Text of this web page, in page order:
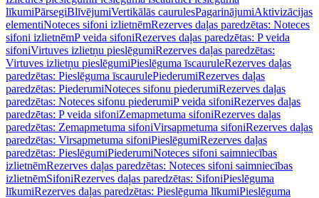
līkumiPārsegiBlīvējumiVertikālās caurulesPagarinājumiAktivizācijas
elementiNoteces sifoni izlietnēmRezerves daļas paredzētas: Noteces
sifoni izlietnēmP veida sifoniRezerves daļas paredzētas: P veida
sifoniVirtuves izlietņu pieslēgumiRezerves daļas paredzētas:
Virtuves izlietņu pieslēgumiPieslēguma īscauruleRezerves daļas
paredzētas: Pieslēguma īscaurulePiederumiRezerves daļas
paredzētas: PiederumiNoteces sifonu piederumiRezerves daļas
paredzētas: Noteces sifonu piederumiP veida sifoniRezerves daļas
paredzētas: P veida sifoniZemapmetuma sifoniRezerves daļas
paredzētas: Zemapmetuma sifoniVirsapmetuma sifoniRezerves daļas
paredzētas: Virsapmetuma sifoniPieslēgumiRezerves daļas
paredzētas: PieslēgumiPiederumiNoteces sifoni saimniecības
izlietnēmRezerves daļas paredzētas: Noteces sifoni saimniecības
izlietnēmSifoniRezerves daļas paredzētas: SifoniPieslēguma
līkumiRezerves daļas paredzētas: Pieslēguma līkumiPieslēguma